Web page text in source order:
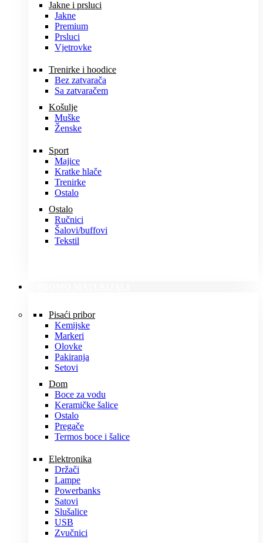
Jakne i prsluci
Jakne
Premium
Prsluci
Vjetrovke
Trenirke i hoodice
Bez zatvarača
Sa zatvaračem
Košulje
Muške
Ženske
Sport
Majice
Kratke hlače
Trenirke
Ostalo
Ostalo
Ručnici
Šalovi/buffovi
Tekstil
Pisaći pribor
Kemijske
Markeri
Olovke
Pakiranja
Setovi
Dom
Boce za vodu
Keramičke šalice
Ostalo
Pregače
Termos boce i šalice
Elektronika
Držači
Lampe
Powerbanks
Satovi
Slušalice
USB
Zvučnici